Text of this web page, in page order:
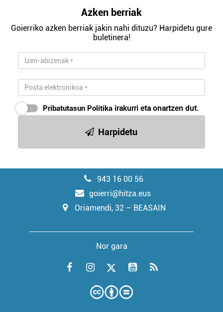
Azken berriak
Goierriko azken berriak jakin nahi dituzu? Harpidetu gure
buletinera!
Pribatutasun Politika irakurri eta onartzen dut.
Harpidetu
943 16 00 56
goierri@hitza.eus
Oriamendi, 32 – BEASAIN
Nor gara